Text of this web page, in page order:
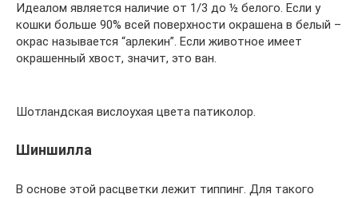
Идеалом является наличие от 1/3 до ½ белого. Если у
кошки больше 90% всей поверхности окрашена в белый –
окрас называется “арлекин”. Если животное имеет
окрашенный хвост, значит, это ван.
Шотландская вислоухая цвета патиколор.
Шиншилла
В основе этой расцветки лежит типпинг. Для такого